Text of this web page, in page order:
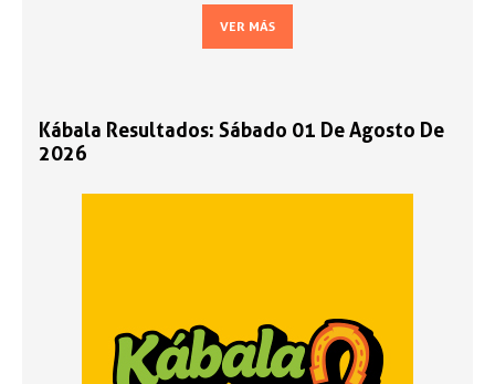
VER MÁS
Kábala Resultados: Sábado 01 De Agosto De
2026